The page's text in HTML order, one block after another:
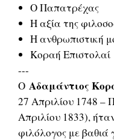
Ο Παπατρέχας
Η αξία της
Η ανθρωπιστική
Κοραή Επιστολαί
---
Ο Αδαμάντιος
27 Απριλίου 1748 –
Απριλίου 1833),
φιλόλογος με βαθιά